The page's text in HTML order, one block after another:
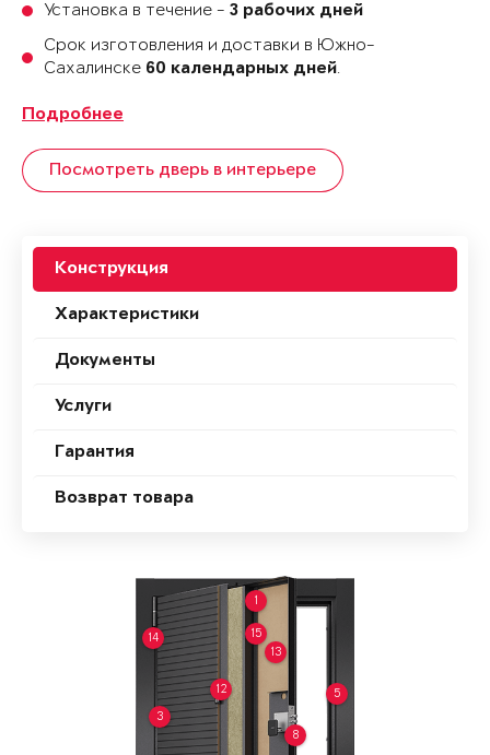
Установка в течение - 3 рабочих дней
Срок изготовления и доставки в Южно-
Сахалинске 60 календарных дней.
Подробнее
Посмотреть дверь в интерьере
Конструкция
Характеристики
Документы
Услуги
Гарантия
Возврат товара
1
3
5
8
12
13
14 15